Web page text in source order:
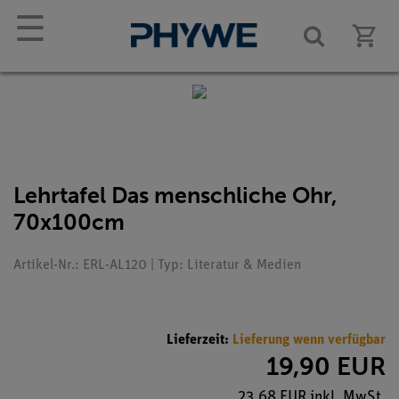
☰
Lehrtafel Das menschliche Ohr,
70x100cm
Artikel-Nr.: ERL-AL120 | Typ: Literatur & Medien
Lieferzeit: Lieferung wenn verfügbar
19,90 EUR